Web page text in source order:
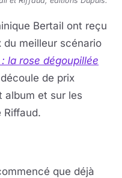
Bertail ont reçu
du meilleur scénario
la rose dégoupillée
de prix
album et sur les
Riffaud.
que déjà